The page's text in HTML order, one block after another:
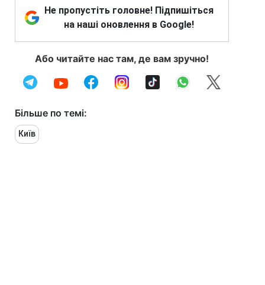
Не пропустіть головне! Підпишіться
на наші оновлення в Google!
Або читайте нас там, де вам зручно!
Більше по темі:
Київ